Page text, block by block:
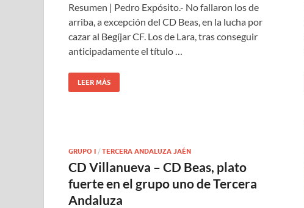
Resumen | Pedro Expósito.- No fallaron los de
arriba, a excepción del CD Beas, en la lucha por
cazar al Begíjar CF. Los de Lara, tras conseguir
anticipadamente el título …
LEER MÁS
GRUPO I / TERCERA ANDALUZA JAÉN
CD Villanueva – CD Beas, plato
fuerte en el grupo uno de Tercera
Andaluza